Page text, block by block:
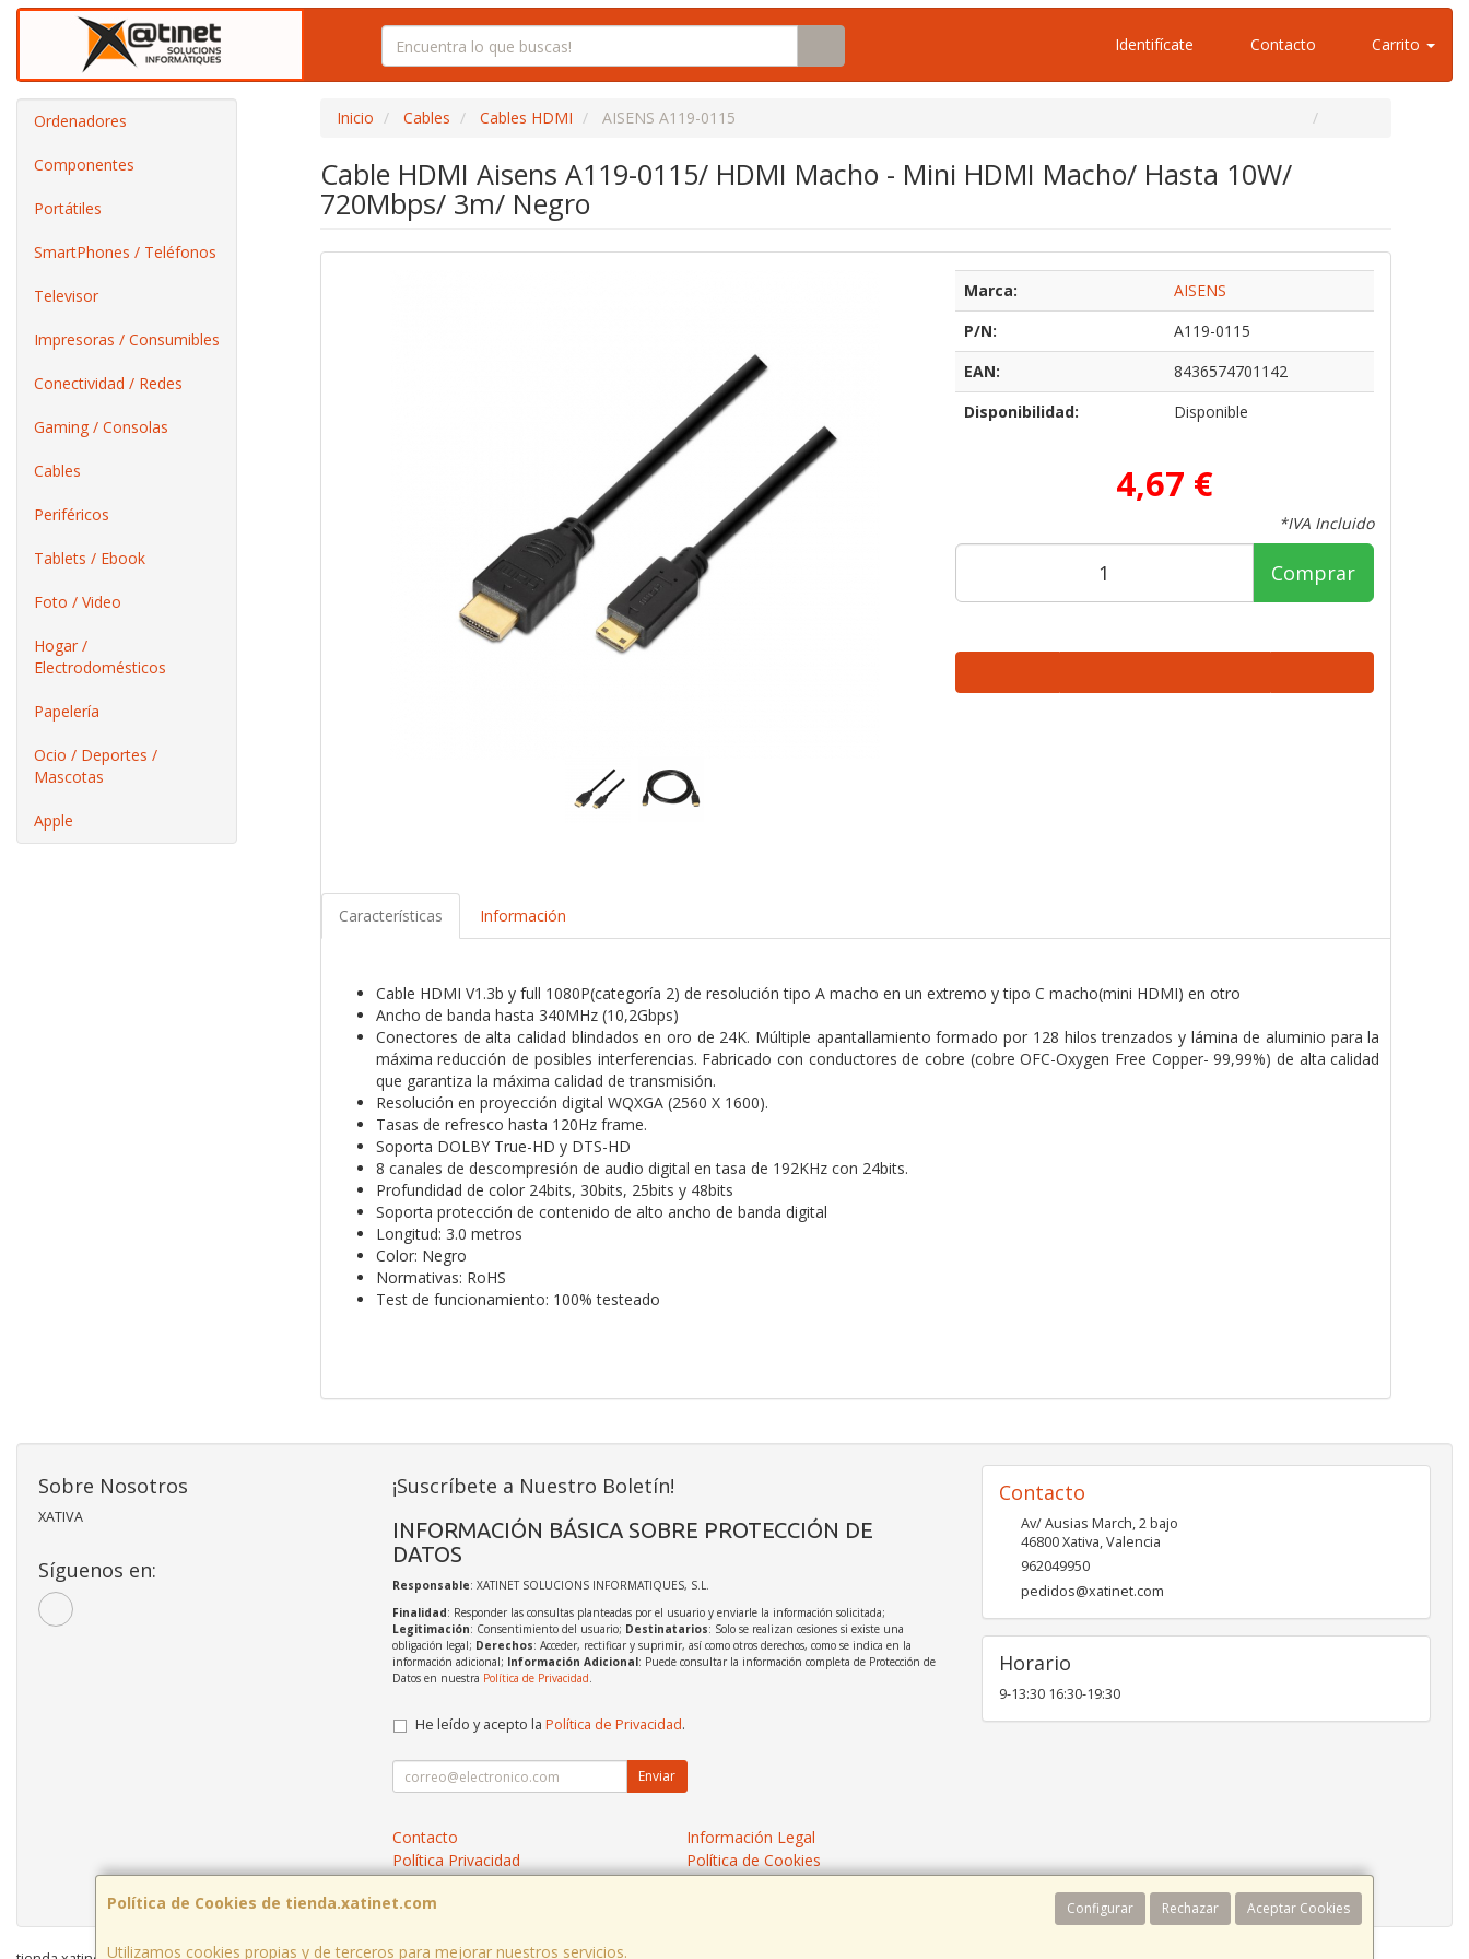
Identifícate Contacto Carrito
Ordenadores
Componentes
Portátiles
SmartPhones / Teléfonos
Televisor
Impresoras / Consumibles
Conectividad / Redes
Gaming / Consolas
Cables
Periféricos
Tablets / Ebook
Foto / Video
Hogar /
Electrodomésticos
Papelería
Ocio / Deportes /
Mascotas
Apple
Inicio Cables Cables HDMI AISENS A119-0115
Cable HDMI Aisens A119-0115/ HDMI Macho - Mini HDMI Macho/ Hasta 10W/
720Mbps/ 3m/ Negro
Marca:
AISENS
P/N:
A119-0115
EAN:
8436574701142
Disponibilidad:
Disponible
4,67 €
*IVA Incluido
Comprar
Características Información
Cable HDMI V1.3b y full 1080P(categoría 2) de resolución tipo A macho en un extremo y tipo C macho(mini HDMI) en otro
Ancho de banda hasta 340MHz (10,2Gbps)
Conectores de alta calidad blindados en oro de 24K. Múltiple apantallamiento formado por 128 hilos trenzados y lámina de aluminio para la
máxima reducción de posibles interferencias. Fabricado con conductores de cobre (cobre OFC-Oxygen Free Copper- 99,99%) de alta calidad
que garantiza la máxima calidad de transmisión.
Resolución en proyección digital WQXGA (2560 X 1600).
Tasas de refresco hasta 120Hz frame.
Soporta DOLBY True-HD y DTS-HD
8 canales de descompresión de audio digital en tasa de 192KHz con 24bits.
Profundidad de color 24bits, 30bits, 25bits y 48bits
Soporta protección de contenido de alto ancho de banda digital
Longitud: 3.0 metros
Color: Negro
Normativas: RoHS
Test de funcionamiento: 100% testeado
Política de Cookies de tienda.xatinet.com Configurar Rechazar Aceptar Cookies
Utilizamos cookies propias y de terceros para mejorar nuestros servicios.
Sobre Nosotros
XATIVA
Síguenos en:
¡Suscríbete a Nuestro Boletín!
INFORMACIÓN BÁSICA SOBRE PROTECCIÓN DE
DATOS
Responsable: XATINET SOLUCIONS INFORMATIQUES, S.L.
Finalidad: Responder las consultas planteadas por el usuario y enviarle la información solicitada;
Legitimación: Consentimiento del usuario; Destinatarios: Solo se realizan cesiones si existe una
obligación legal; Derechos: Acceder, rectificar y suprimir, así como otros derechos, como se indica en la
información adicional; Información Adicional: Puede consultar la información completa de Protección de
Datos en nuestra Política de Privacidad.
He leído y acepto la Política de Privacidad.
Enviar
Contacto
Información Legal
Política Privacidad
Política de Cookies
Contacto
Av/ Ausias March, 2 bajo
46800Xativa,Valencia
962049950
pedidos@xatinet.com
Horario
9-13:30 16:30-19:30